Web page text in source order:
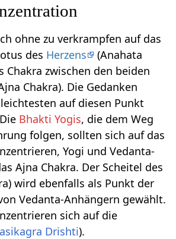
ohne zu verkrampfen auf das
des Herzens
(Anahata
Chakra zwischen den beiden
Chakra). Die Gedanken
auf diesen Punkt
Bhakti Yogis, die dem Weg
folgen, sollten sich auf das
Yogi und Vedanta-
Ajna Chakra. Der Scheitel des
wird ebenfalls als Punkt der
Vedanta-Anhängern gewählt.
sich auf die
Drishti).